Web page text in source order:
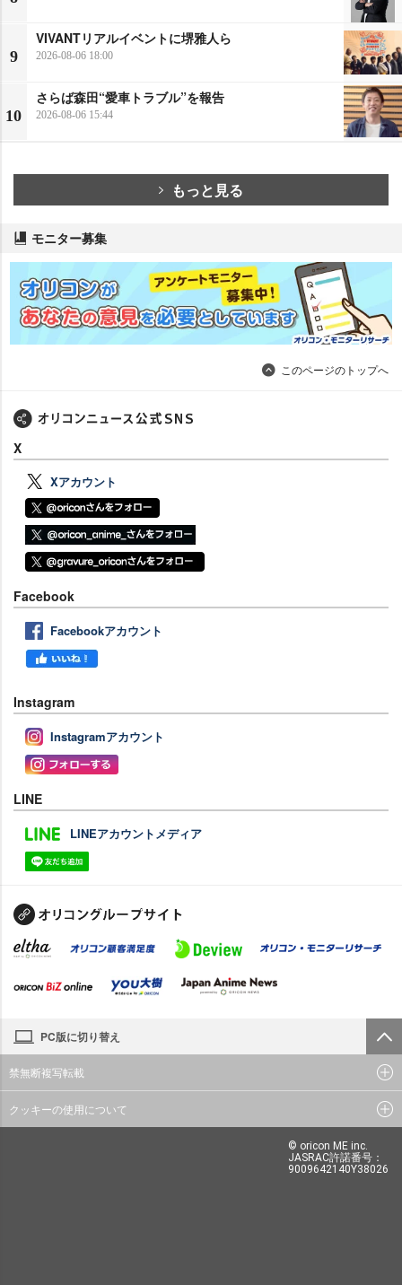
9
VIVANTリアルイベントに堺雅人ら
2026-08-06 18:00
10
さらば森田“愛車トラブル”を報告
2026-08-06 15:44
もっと見る
モニター募集
このページのトップへ
X
Xアカウント
Facebook
Facebookアカウント
Instagram
Instagramアカウント
LINE
LINEアカウントメディア
PC版に切り替え
禁無断複写転載
クッキーの使用について
© oricon ME inc.
JASRAC許諾番号：
9009642140Y38026